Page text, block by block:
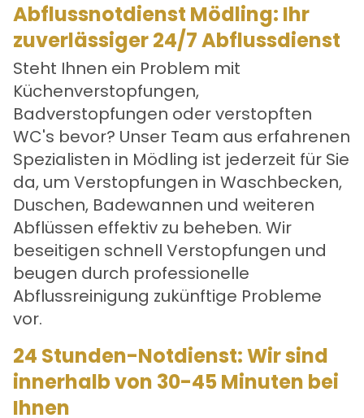
Abflussnotdienst Mödling: Ihr
zuverlässiger 24/7 Abflussdienst
Steht Ihnen ein Problem mit
Küchenverstopfungen,
Badverstopfungen oder verstopften
WC's bevor? Unser Team aus erfahrenen
Spezialisten in Mödling ist jederzeit für Sie
da, um Verstopfungen in Waschbecken,
Duschen, Badewannen und weiteren
Abflüssen effektiv zu beheben. Wir
beseitigen schnell Verstopfungen und
beugen durch professionelle
Abflussreinigung zukünftige Probleme
vor.
24 Stunden-Notdienst: Wir sind
innerhalb von 30-45 Minuten bei
Ihnen